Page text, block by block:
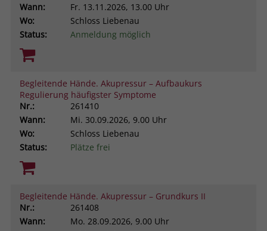
Wann:
Fr. 13.11.2026, 13.00 Uhr
Wo:
Schloss Liebenau
Status:
Anmeldung möglich
Begleitende Hände. Akupressur – Aufbaukurs
Regulierung häufigster Symptome
Nr.:
261410
Wann:
Mi. 30.09.2026, 9.00 Uhr
Wo:
Schloss Liebenau
Status:
Plätze frei
Begleitende Hände. Akupressur – Grundkurs II
Nr.:
261408
Wann:
Mo. 28.09.2026, 9.00 Uhr
Laufzeit 1 Jahr
Zweck
zu speichern und in einer einzigen
Sitzungsaufzeichnung
zusammenzufassen.